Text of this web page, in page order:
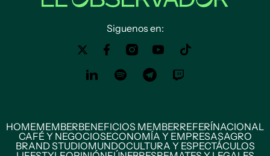
Siguenos en:
HOMEMEMBERBENEFICIOS MEMBERREFERÍNACIONAL
CAFÉ Y NEGOCIOSECONOMÍA Y EMPRESASAGRO
BRAND STUDIOMUNDOCULTURA Y ESPECTÁCULOS